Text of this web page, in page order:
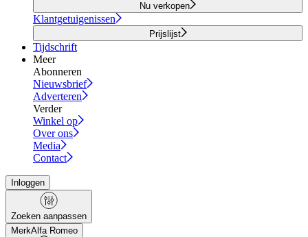
Nu verkopen
Klantgetuigenissen
Prijslijst
Tijdschrift
Meer
Abonneren
Nieuwsbrief
Adverteren
Verder
Winkel op
Over ons
Media
Contact
Inloggen
Zoeken aanpassen
MerkAlfa Romeo